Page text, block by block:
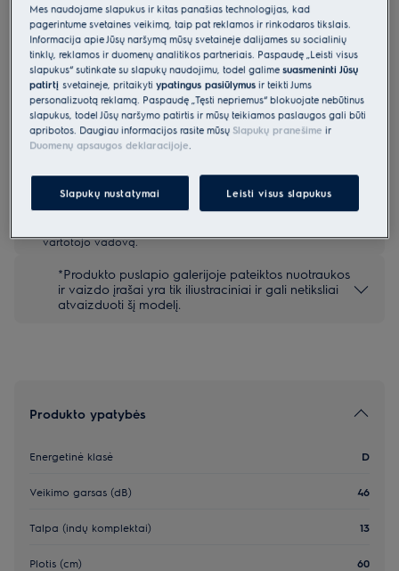
Gaminio informacijos lapas
Pagrindiniai privalumai
Indaplovėje „600 SatelliteClean®“ virtuvės reikmenys triskart
efektyviau apipurškiami vandeniu.
Naudojant funkciją „SatelliteClean“, vanduo ant plaunamų reikmenų
purškiamas net triskart efektyviau
„QuickSelect“ padės sutaupyti vandens ir energijos
Saugos instrukcijos ir saugos įspėjimai pagal ES reglamentą
2023/988 yra pateikiami vartotojo vadovo I ir II skyriuose.
vartotojo vadovą.
*Produkto puslapio galerijoje pateiktos nuotraukos
ir vaizdo įrašai yra tik iliustraciniai ir gali netiksliai
atvaizduoti šį modelį.
Produkto ypatybės
Energetinė klasė D
Veikimo garsas (dB) 46
Talpa (indų komplektai) 13
Plotis (cm) 60
Mes naudojame slapukus ir kitas panašias technologijas, kad
pagerintume svetainės veikimą, taip pat reklamos ir rinkodaros tikslais.
Informacija apie Jūsų naršymą mūsų svetainėje dalijamės su socialinių
tinklų, reklamos ir duomenų analitikos partneriais. Paspaudę „Leisti visus
slapukus“ sutinkate su slapukų naudojimu, todėl galimesuasmeninti Jūsų
patirtįsvetainėje, pritaikytiypatingus pasiūlymus ir teikti Jums
personalizuotą reklamą. Paspaudę „Tęsti nepriėmus“ blokuojate nebūtinus
slapukus, todėl Jūsų naršymo patirtis ir mūsų teikiamos paslaugos gali būti
apribotos. Daugiau informacijos rasite mūsų Slapukų pranešime ir
Duomenų apsaugos deklaracijoje
Slapukų nustatymai Leisti visus slapukus